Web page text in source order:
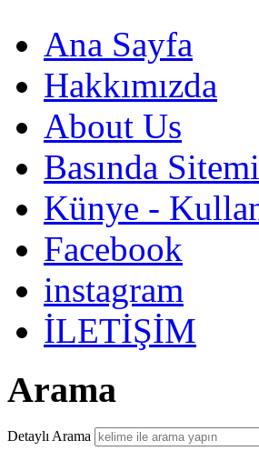
Ana Sayfa
Hakkımızda
About Us
Basında
Künye -
Facebook
instagram
İLETİŞİM
Arama
Detaylı Arama